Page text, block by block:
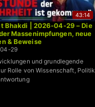
43:14
Bhakdi | 2026-04-29 – Die
Massenimpfungen, neue
& Beweise
29
und grundlegende
Rolle von Wissenschaft, Politik